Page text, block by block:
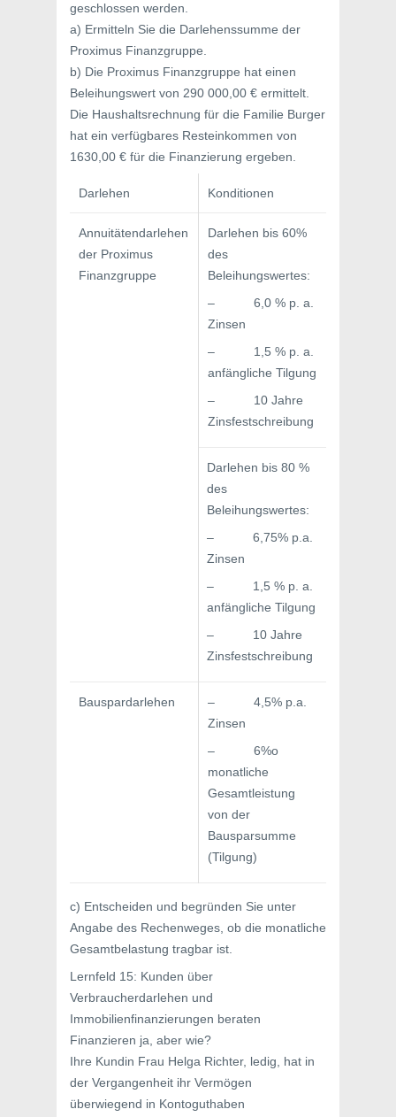
geschlossen werden.
a) Ermitteln Sie die Darlehenssumme der
Proximus Finanzgruppe.
b) Die Proximus Finanzgruppe hat einen
Beleihungswert von 290 000,00 € ermittelt.
Die Haushaltsrechnung für die Familie Burger
hat ein verfügbares Resteinkommen von
1630,00 € für die Finanzierung ergeben.
Darlehen Konditionen
Annuitätendarlehen
der Proximus
Finanzgruppe
Darlehen bis 60%
des
Beleihungswertes:
– 6,0 % p. a.
Zinsen
– 1,5 % p. a.
anfängliche Tilgung
– 10 Jahre
Zinsfestschreibung
Darlehen bis 80 %
des
Beleihungswertes:
– 6,75% p.a.
Zinsen
– 1,5 % p. a.
anfängliche Tilgung
– 10 Jahre
Zinsfestschreibung
Bauspardarlehen
– 4,5% p.a.
Zinsen
– 6%o
monatliche
Gesamtleistung
von der
Bausparsumme
(Tilgung)
c) Entscheiden und begründen Sie unter
Angabe des Rechenweges, ob die monatliche
Gesamtbelastung tragbar ist.
Lernfeld 15: Kunden über
Verbraucherdarlehen und
Immobilienfinanzierungen beraten
Finanzieren ja, aber wie?
Ihre Kundin Frau Helga Richter, ledig, hat in
der Vergangenheit ihr Vermögen
überwiegend in Kontoguthaben